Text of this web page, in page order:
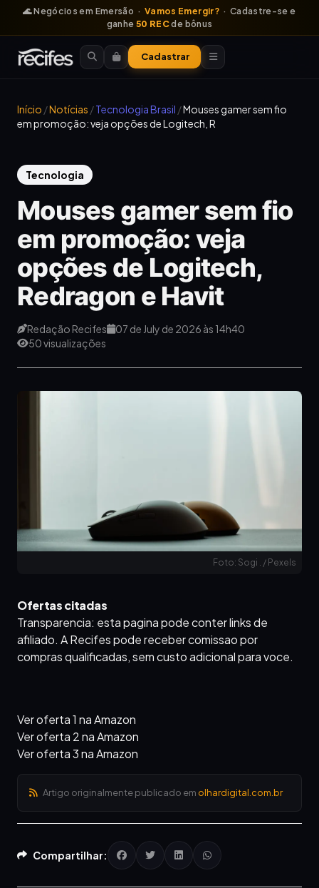
🌊 Negócios em Emersão · Vamos Emergir? · Cadastre-se e
ganhe50 RECde bônus
Cadastrar
Início /Notícias /Tecnologia Brasil /Mouses gamer sem fio
em promoção: veja opções de Logitech, R
Tecnologia
Mouses gamer sem fio
em promoção: veja
opções de Logitech,
Redragon e Havit
Redação Recifes
07 de July de 2026 às 14h40
50 visualizações
Foto: Sogi . / Pexels
Ofertas citadas
Transparencia: esta pagina pode conter links de
afiliado. A Recifes pode receber comissao por
compras qualificadas, sem custo adicional para voce.
Ver oferta 1 na Amazon
Ver oferta 2 na Amazon
Ver oferta 3 na Amazon
Artigo originalmente publicado em olhardigital.com.br
Compartilhar: